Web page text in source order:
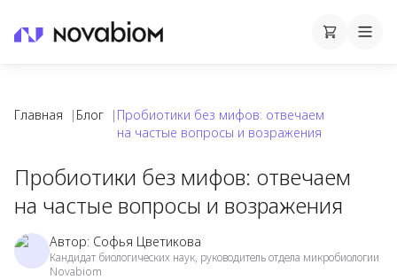
Корзина
Cart
Главная | Блог | Пробиотики без мифов: отвечаем
на частые вопросы и возражения
Пробиотики без мифов: отвечаем
на частые вопросы и возражения
Автор: Софья Цветикова
Кандидат биологических наук, руководитель отдела микробиологии
Novabiom